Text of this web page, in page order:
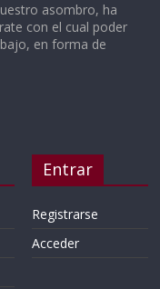
asombro, ha
con el cual poder
en forma de
Entrar
Registrarse
Acceder